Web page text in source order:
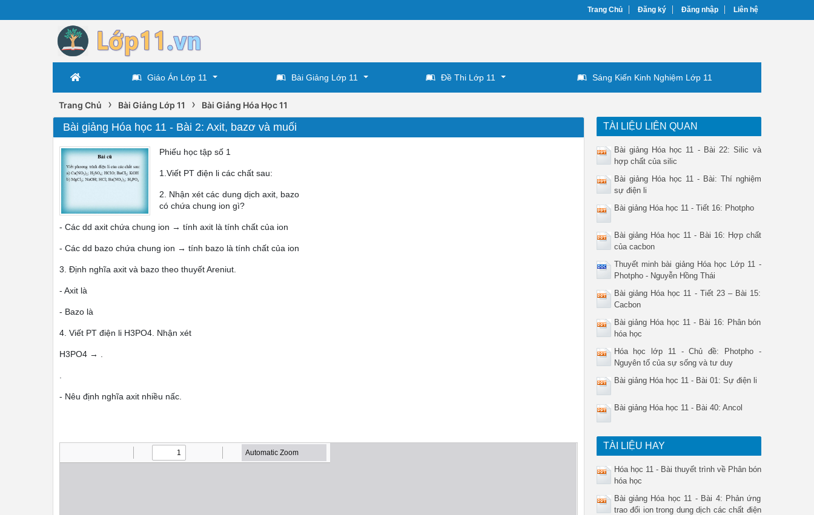
Trang Chủ Đăng ký Đăng nhập Liên hệ
Giáo Án Lớp 11 Bài Giảng Lớp 11 Đề Thi Lớp 11 Sáng Kiến Kinh Nghiệm Lớp 11
Trang Chủ › Bài Giảng Lớp 11 › Bài Giảng Hóa Học 11
Bài giảng Hóa học 11 - Bài 2: Axit, bazơ và muối
Phiếu học tập số 1
1.Viết PT điện li các chất sau:
2. Nhận xét các dung dịch axit, bazo
có chứa chung ion gì?
- Các dd axit chứa chung ion → tính axit là tính chất của ion
- Các dd bazo chứa chung ion → tính bazo là tính chất của ion
3. Định nghĩa axit và bazo theo thuyết Areniut.
- Axit là
- Bazo là
4. Viết PT điện li H3PO4. Nhận xét
H3PO4 → .
- Nêu định nghĩa axit nhiều nấc.
TÀI LIỆU LIÊN QUAN
Bài giảng Hóa học 11 - Bài 22: Silic và
hợp chất của silic
Bài giảng Hóa học 11 - Bài: Thí nghiệm
sự điện li
Bài giảng Hóa học 11 - Tiết 16: Photpho
Bài giảng Hóa học 11 - Bài 16: Hợp chất
của cacbon
Thuyết minh bài giảng Hóa học Lớp 11 -
Photpho - Nguyễn Hồng Thái
Bài giảng Hóa học 11 - Tiết 23 – Bài 15:
Cacbon
Bài giảng Hóa học 11 - Bài 16: Phân bón
hóa học
Hóa học lớp 11 - Chủ đề: Photpho -
Nguyên tố của sự sống và tư duy
Bài giảng Hóa học 11 - Bài 01: Sự điện li
Bài giảng Hóa học 11 - Bài 40: Ancol
TÀI LIỆU HAY
Hóa học 11 - Bài thuyết trình về Phân bón
hóa học
Bài giảng Hóa học 11 - Bài 4: Phản ứng
trao đổi ion trong dung dịch các chất điện